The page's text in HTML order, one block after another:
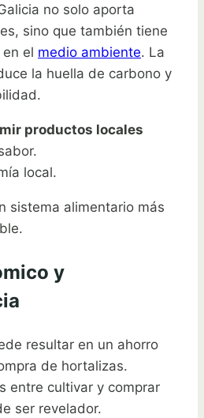
no solo aporta
sino que también tiene
el medio ambiente. La
la huella de carbono y
productos locales
local.
sistema alimentario más
y
resultar en un ahorro
de hortalizas.
entre cultivar y comprar
ser revelador.